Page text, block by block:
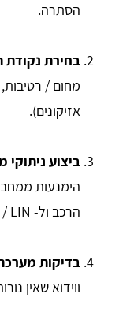
הסתרה.
בחירת נקודת
מחום / רטיבות,
אזיקונים).
ביצוע ניתוקי
הימנעות
הרכב ול- CAN / LIN.
בדיקות
ווידוא שאין